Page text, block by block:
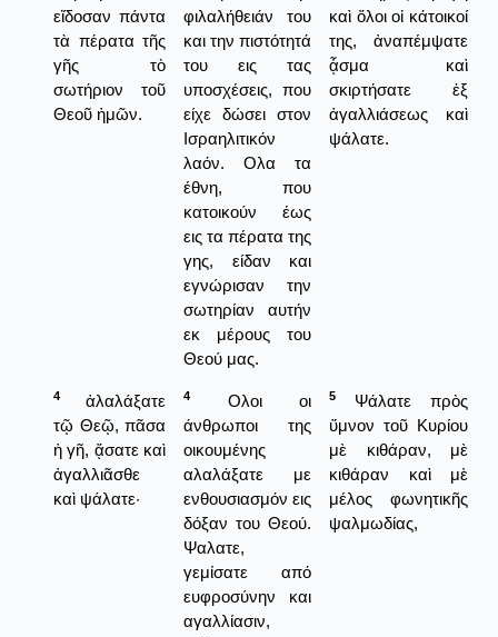
εἴδοσαν πάντα
τὰ πέρατα τῆς
γῆς τὸ
σωτήριον τοῦ
Θεοῦ ἡμῶν.
φιλαλήθειάν του
και την πιστότητά
του εις τας
υποσχέσεις, που
είχε δώσει στον
Ισραηλιτικόν
λαόν. Ολα τα
έθνη, που
κατοικούν έως
εις τα πέρατα της
γης, είδαν και
εγνώρισαν την
σωτηρίαν αυτήν
εκ μέρους του
Θεού μας.
καὶ ὅλοι οἱ κάτοικοί
της, ἀναπέμψατε
ᾆσμα καὶ
σκιρτήσατε ἐξ
ἀγαλλιάσεως καὶ
ψάλατε.
4
ἀλαλάξατε
τῷ Θεῷ, πᾶσα
ἡ γῆ, ᾄσατε καὶ
ἀγαλλιᾶσθε
καὶ ψάλατε·
4
Ολοι οι
άνθρωποι της
οικουμένης
αλαλάξατε με
ενθουσιασμόν εις
δόξαν του Θεού.
Ψαλατε,
γεμίσατε από
ευφροσύνην και
αγαλλίασιν,
5
Ψάλατε πρὸς
ὕμνον τοῦ Κυρίου
μὲ κιθάραν, μὲ
κιθάραν καὶ μὲ
μέλος φωνητικῆς
ψαλμωδίας,